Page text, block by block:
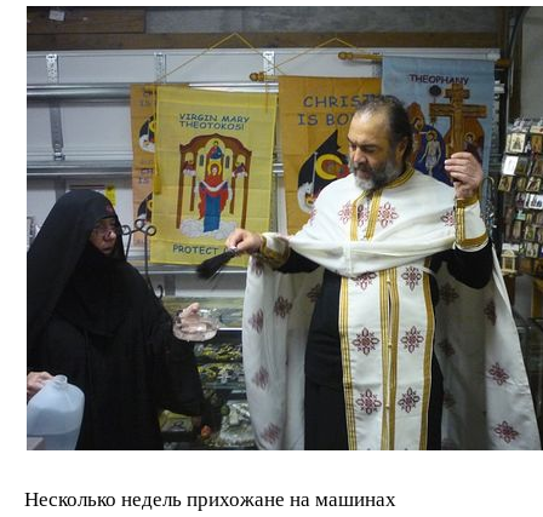
Несколько недель прихожане на машинах